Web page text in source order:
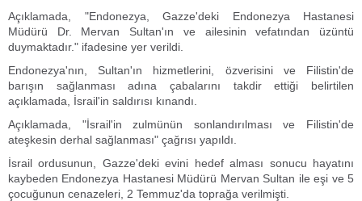
Açıklamada, "Endonezya, Gazze'deki Endonezya Hastanesi
Müdürü Dr. Mervan Sultan'ın ve ailesinin vefatından üzüntü
duymaktadır." ifadesine yer verildi.
Endonezya'nın, Sultan'ın hizmetlerini, özverisini ve Filistin'de
barışın sağlanması adına çabalarını takdir ettiği belirtilen
açıklamada, İsrail'in saldırısı kınandı.
Açıklamada, "İsrail'in zulmünün sonlandırılması ve Filistin'de
ateşkesin derhal sağlanması" çağrısı yapıldı.
İsrail ordusunun, Gazze'deki evini hedef alması sonucu hayatını
kaybeden Endonezya Hastanesi Müdürü Mervan Sultan ile eşi ve 5
çocuğunun cenazeleri, 2 Temmuz'da toprağa verilmişti.